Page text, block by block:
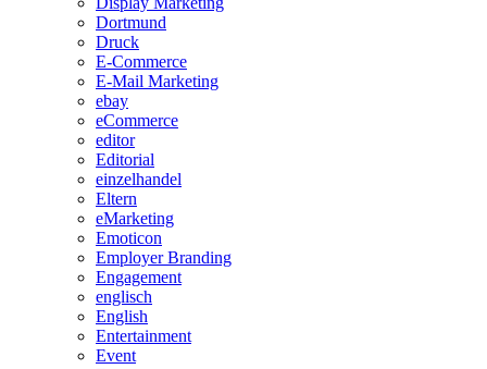
Dortmund
Druck
E-Commerce
E-Mail Marketing
ebay
eCommerce
editor
Editorial
einzelhandel
Eltern
eMarketing
Emoticon
Employer Branding
Engagement
englisch
English
Entertainment
Event